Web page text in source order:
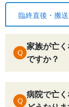
臨終直後・搬送
Q
家族が亡
ですか？
Q
病院で亡